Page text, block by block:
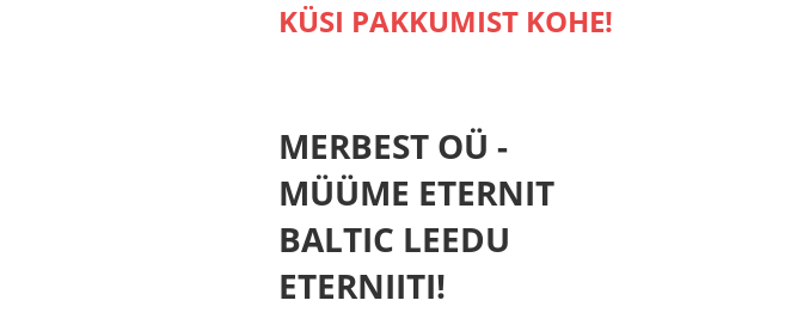
KÜSI PAKKUMIST KOHE!
MERBEST OÜ -
MÜÜME ETERNIT
BALTIC LEEDU
ETERNIITI!